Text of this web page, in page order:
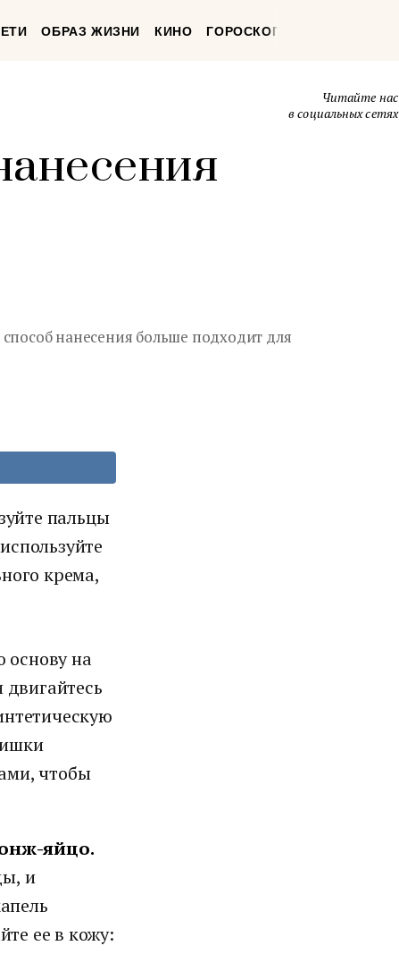
ОБРАЗ ЖИЗНИ КИНО ГОРОСКОП
Читайте нас
в социальных сетях
нанесения больше подходит для
пальцы
крема,
основу на
чтобы
яйцо.
и
ее в кожу: